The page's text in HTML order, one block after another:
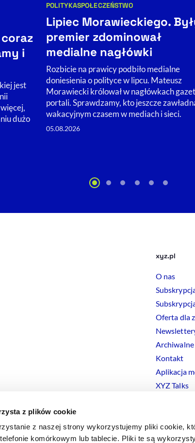
z plików cookie
z naszej strony wykorzystujemy pliki cookie,
komórkowym lub tablecie. Pliki te są
i
jest
dużo
Kategorie artykułu:
POLITYKASPOŁECZEŃSTWO
Lipiec Morawieckiego.
premier zdominował
medialne nagłówki
Rozbicie na prawicy podbiło medialne
doniesienia o polityce w lipcu. Mateusz
Morawiecki królował w nagłówkach
portali. Sprawdzamy, kto jeszcze
wakacyjnym czasem w mediach i sieci.
05.08.2026
xyz.pl
O nas
Oferta dla
Archiwalne
Kontakt
Aplikacja
XYZ Talks